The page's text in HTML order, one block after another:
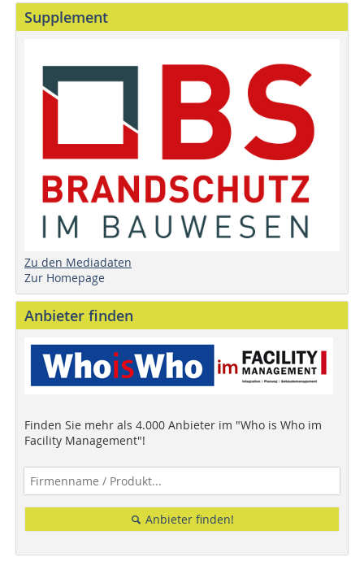
Supplement
Zu den Mediadaten
Zur Homepage
Anbieter finden
Finden Sie mehr als 4.000 Anbieter im "Who is Who im
Facility Management"!
Anbieter finden!